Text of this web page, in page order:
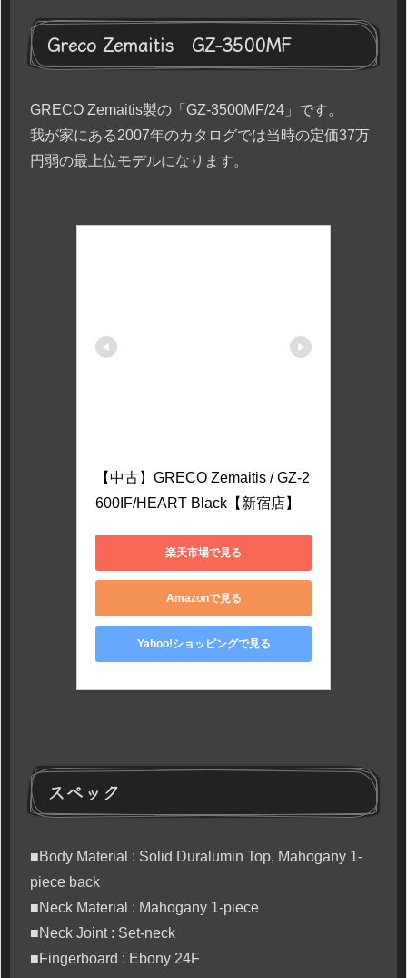
Greco Zemaitis GZ-3500MF
GRECO Zemaitis製の「GZ-3500MF/24」です。
我が家にある2007年のカタログでは当時の定価37万
円弱の最上位モデルになります。
【中古】GRECO Zemaitis / GZ-2
600IF/HEART Black【新宿店】
楽天市場で見る
Amazonで見る
Yahoo!ショッピングで見る
スペック
■Body Material : Solid Duralumin Top, Mahogany 1-
piece back
■Neck Material : Mahogany 1-piece
■Neck Joint : Set-neck
■Fingerboard : Ebony 24F